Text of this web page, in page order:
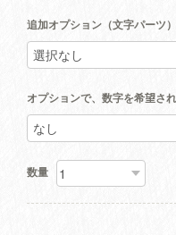
追加オプション（文字パーツ）
オプションで、数字を希望さ
数量